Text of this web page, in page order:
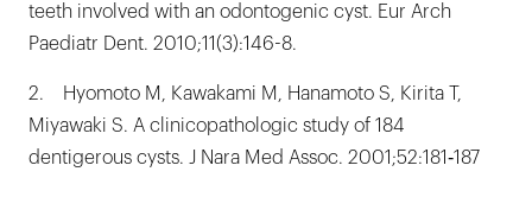
teeth involved with an odontogenic cyst. Eur Arch
Paediatr Dent. 2010;11(3):146-8.
2. Hyomoto M, Kawakami M, Hanamoto S, Kirita T,
Miyawaki S. A clinicopathologic study of 184
dentigerous cysts. J Nara Med Assoc. 2001;52:181‐187